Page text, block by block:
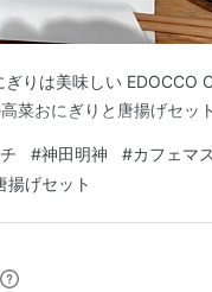
りは美味しい EDOCCO
菜おにぎりと唐揚げセット
#神田明神 #カフェマ
揚げセット